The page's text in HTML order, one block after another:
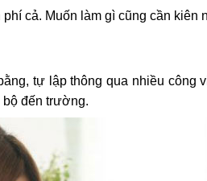
cả. Muốn làm gì cũng cần kiên
tự lập thông qua nhiều công
bộ đến trường.